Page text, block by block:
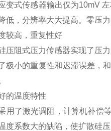
变式传感器输出仅为10mV
低，分辨率大大提高。零压力
较高，重复性好
压阻式压力传感器实现了压
极小的重复性和迟滞误差，
的温度特性
用了激光调阻，计算机补偿
度系数大的缺陷，使扩散硅